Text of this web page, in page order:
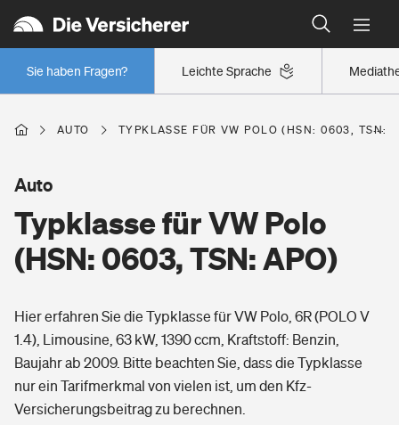
Leichte Sprache
Sie haben Fragen?
Wer versichert was: Jetzt Versicherer finden
Regionalklassen: So ist Ihre Region eingestuft
Wer versichert was: Jetzt Versicherer finden
Berufsunfähigkeitsversicherung
Erwerbsunfähigkeitsversicherung
Grundfähigkeitsversicherung
Arbeitsrechtsschutz
Berufshaftpflichtversicherung
Wohnen
Freizeit
Pri­vate Haft­pflicht­
Gesundheit
AUTO TYPKLASSE FÜR VW POLO (HSN: 0603, TSN:
Typklasse für VW Polo
(HSN: 0603, TSN: APO)
Auto
Hier erfahren Sie die Typklasse für VW Polo, 6R (POLO V
1.4), Limousine, 63 kW, 1390 ccm, Kraftstoff: Benzin,
Baujahr ab 2009. Bitte beachten Sie, dass die Typklasse
nur ein Tarifmerkmal von vielen ist, um den Kfz-
Versicherungsbeitrag zu berechnen.